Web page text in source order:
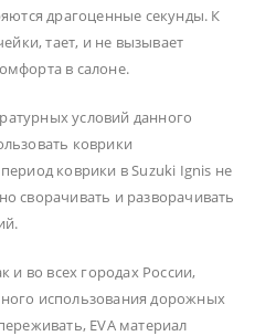
драгоценные секунды. К
тает, и не вызывает
в салоне.
условий данного
коврики
коврики в Suzuki Ignis не
сворачивать и разворачивать
и во всех городах России,
использования дорожных
EVA материал